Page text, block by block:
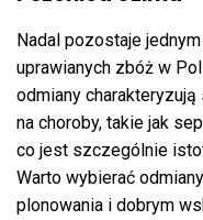
Nadal pozostaje
uprawianych zbóż w
odmiany
na choroby, takie jak
co jest szczególnie
Warto wybierać
plonowania i dobrym